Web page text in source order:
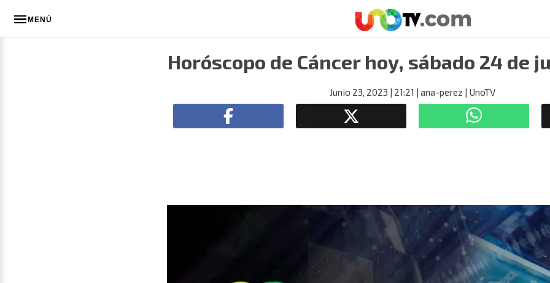
MENÚ
Horóscopo de Cáncer hoy, sábado 24 de
Junio 23, 2023 | 21:21 | ana-perez | UnoTV